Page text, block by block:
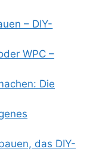
– DIY-
WPC –
Die
das DIY-